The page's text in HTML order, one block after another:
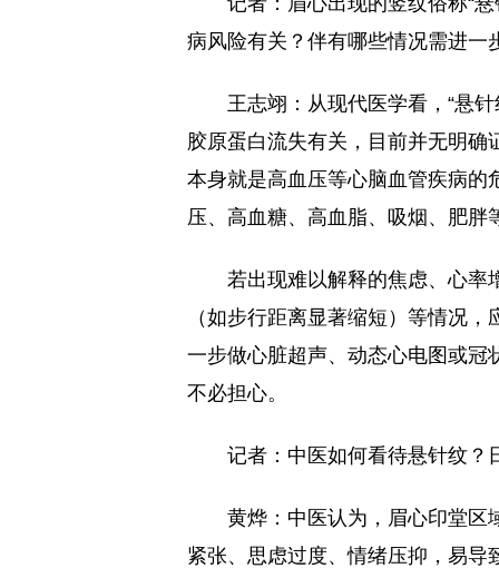
病风险有关？伴有哪些情况需进一
王志翊：从现代医学看，“悬
胶原蛋白流失有关，目前并无明
本身就是高血压等心脑血管疾病的
压、高血糖、高血脂、吸烟、肥
若出现难以解释的焦虑、心率
（如步行距离显著缩短）等情况
一步做心脏超声、动态心电图或冠
不必担心。
记者：中医如何看待悬针纹？
黄烨：中医认为，眉心印堂区
紧张、思虑过度、情绪压抑，易